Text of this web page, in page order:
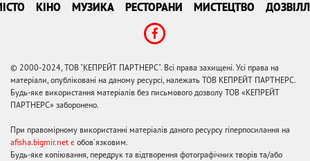
КІНО МУЗИКА РЕСТОРАНИ МИСТЕЦТВО
© 2000-2024, ТОВ "КЕПРЕЙТ ПАРТНЕРС". Всі права захищені. Усі права на
матеріали, опубліковані на даному ресурсі, належать ТОВ КЕПРЕЙТ ПАРТНЕРС.
Будь-яке використання матеріалів без письмового дозволу ТОВ «КЕПРЕЙТ
ПАРТНЕРС» заборонено.
При правомірному використанні матеріалів даного ресурсу гіперпосилання на
afisha.bigmir.net є обов'язковим.
Будь-яке копіювання, передрук та відтворення фотографічних творів та/або